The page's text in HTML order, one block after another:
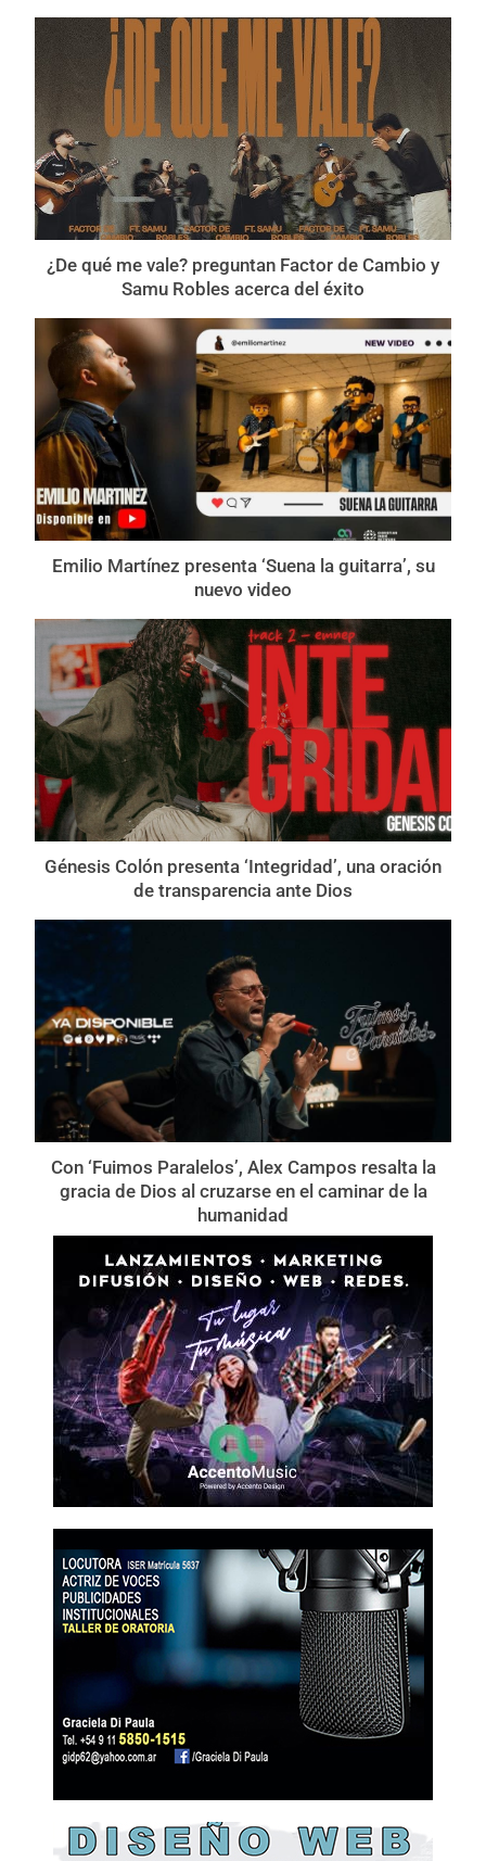
¿De qué me vale? preguntan Factor de Cambio y
Samu Robles acerca del éxito
Emilio Martínez presenta ‘Suena la guitarra’, su
nuevo video
Génesis Colón presenta ‘Integridad’, una oración
de transparencia ante Dios
Con ‘Fuimos Paralelos’, Alex Campos resalta la
gracia de Dios al cruzarse en el caminar de la
humanidad